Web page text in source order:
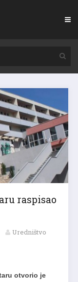
raspisao
Uredništvo
otvorio je